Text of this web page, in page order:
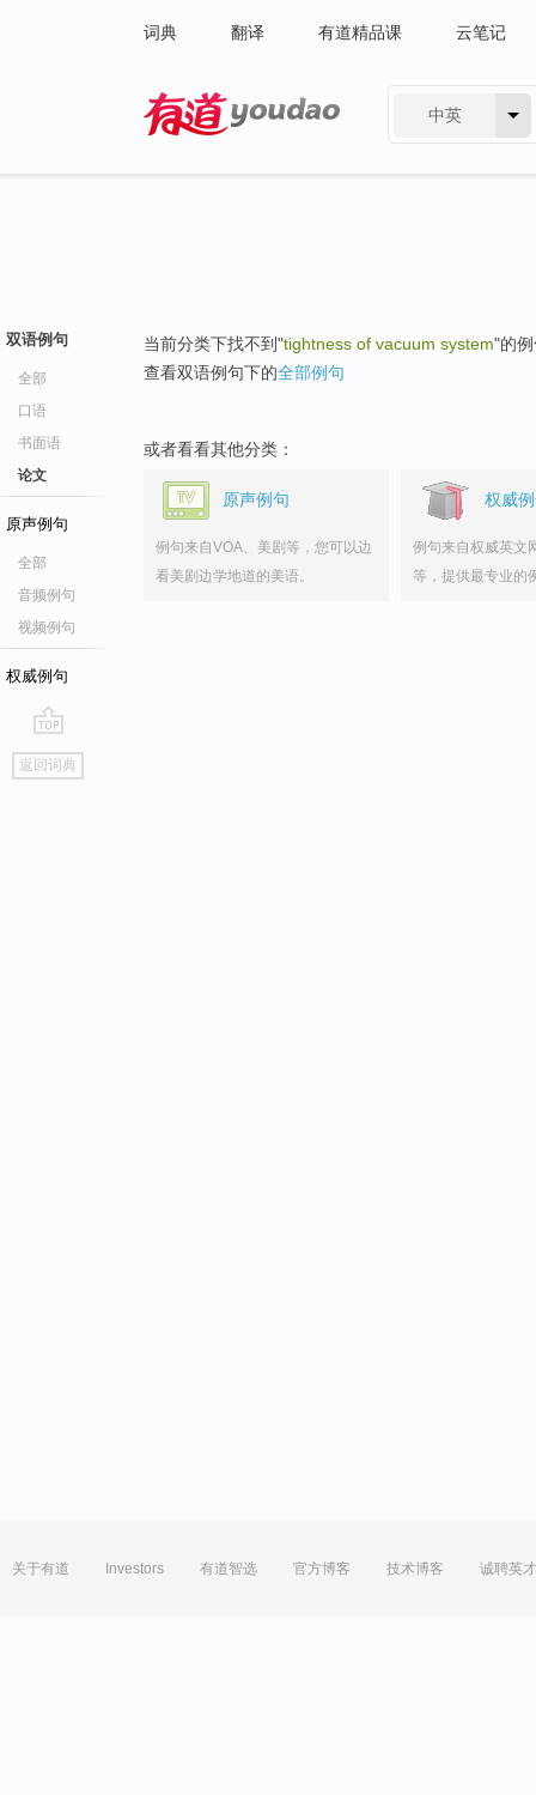
词典 翻译 有道精品课 云笔记
中英
双语例句
全部
口语
书面语
论文
原声例句
全部
音频例句
视频例句
权威例句
go
top
返回词典
当前分类下找不到"tightness of vacuum system"的
查看双语例句下的全部例句
或者看看其他分类：
原声例句
例句来自VOA、美剧等，您可以边
看美剧边学地道的美语。
权威
例句来自权威英文
等，提供最专业的
关于有道 Investors 有道智选 官方博客 技术博客 诚聘英才